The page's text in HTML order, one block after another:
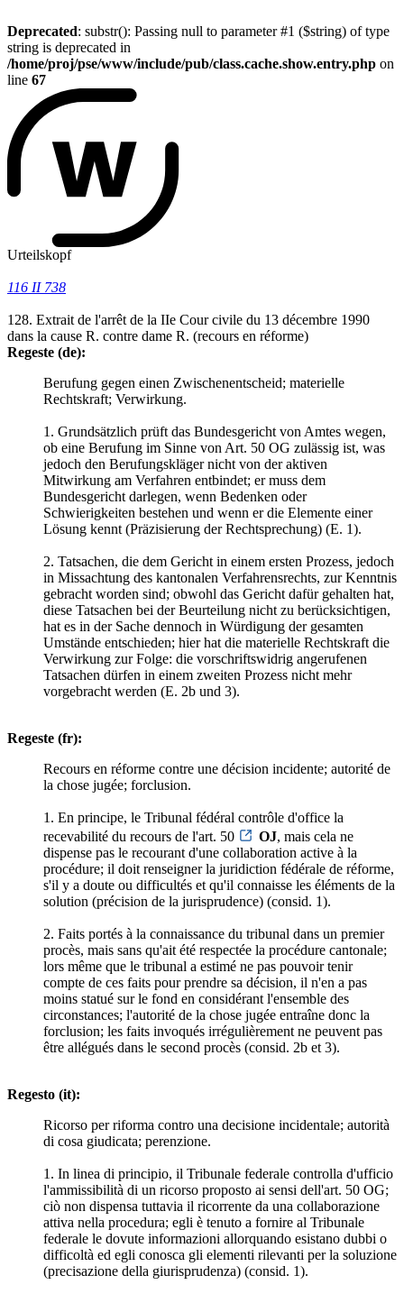
Deprecated: substr(): Passing null to parameter #1 ($string) of type
string is deprecated in
/home/proj/pse/www/include/pub/class.cache.show.entry.php on
line 67
Urteilskopf
116 II 738
128. Extrait de l'arrêt de la IIe Cour civile du 13 décembre 1990
dans la cause R. contre dame R. (recours en réforme)
Regeste (de):
Berufung gegen einen Zwischenentscheid; materielle
Rechtskraft; Verwirkung.
1. Grundsätzlich prüft das Bundesgericht von Amtes wegen,
ob eine Berufung im Sinne von Art. 50 OG zulässig ist, was
jedoch den Berufungskläger nicht von der aktiven
Mitwirkung am Verfahren entbindet; er muss dem
Bundesgericht darlegen, wenn Bedenken oder
Schwierigkeiten bestehen und wenn er die Elemente einer
Lösung kennt (Präzisierung der Rechtsprechung) (E. 1).
2. Tatsachen, die dem Gericht in einem ersten Prozess, jedoch
in Missachtung des kantonalen Verfahrensrechts, zur Kenntnis
gebracht worden sind; obwohl das Gericht dafür gehalten hat,
diese Tatsachen bei der Beurteilung nicht zu berücksichtigen,
hat es in der Sache dennoch in Würdigung der gesamten
Umstände entschieden; hier hat die materielle Rechtskraft die
Verwirkung zur Folge: die vorschriftswidrig angerufenen
Tatsachen dürfen in einem zweiten Prozess nicht mehr
vorgebracht werden (E. 2b und 3).
Regeste (fr):
Recours en réforme contre une décision incidente; autorité de
la chose jugée; forclusion.
1. En principe, le Tribunal fédéral contrôle d'office la
recevabilité du recours de l'art. 50
OJ, mais cela ne
dispense pas le recourant d'une collaboration active à la
procédure; il doit renseigner la juridiction fédérale de réforme,
s'il y a doute ou difficultés et qu'il connaisse les éléments de la
solution (précision de la jurisprudence) (consid. 1).
2. Faits portés à la connaissance du tribunal dans un premier
procès, mais sans qu'ait été respectée la procédure cantonale;
lors même que le tribunal a estimé ne pas pouvoir tenir
compte de ces faits pour prendre sa décision, il n'en a pas
moins statué sur le fond en considérant l'ensemble des
circonstances; l'autorité de la chose jugée entraîne donc la
forclusion; les faits invoqués irrégulièrement ne peuvent pas
être allégués dans le second procès (consid. 2b et 3).
Regesto (it):
Ricorso per riforma contro una decisione incidentale; autorità
di cosa giudicata; perenzione.
1. In linea di principio, il Tribunale federale controlla d'ufficio
l'ammissibilità di un ricorso proposto ai sensi dell'art. 50 OG;
ciò non dispensa tuttavia il ricorrente da una collaborazione
attiva nella procedura; egli è tenuto a fornire al Tribunale
federale le dovute informazioni allorquando esistano dubbi o
difficoltà ed egli conosca gli elementi rilevanti per la soluzione
(precisazione della giurisprudenza) (consid. 1).